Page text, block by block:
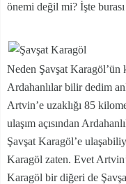
önemi değil mi? İşte
Neden Şavşat
Ardahanlılar bilir dedim
Artvin’e uzaklığı 85
ulaşım açısından
Şavşat Karagöl’e
Karagöl zaten. Evet
Karagöl bir diğeri de